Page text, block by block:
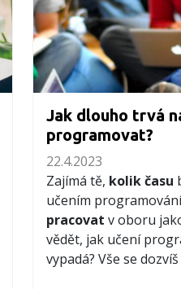
Jak dlouho trvá
programovat?
22.4.2023
Zajímá tě, kolik času
učením
pracovat v oboru
vědět, jak učení
vypadá? Vše se